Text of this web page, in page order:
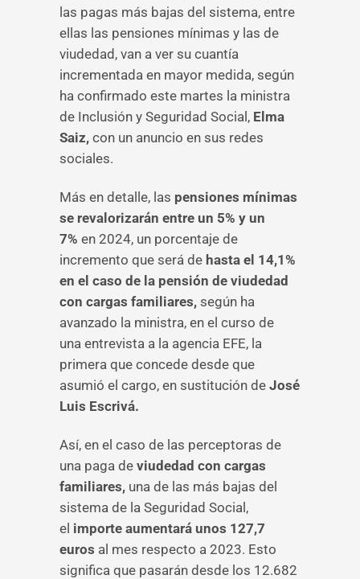
las pagas más bajas del sistema, entre
ellas las pensiones mínimas y las de
viudedad, van a ver su cuantía
incrementada en mayor medida, según
ha confirmado este martes la ministra
de Inclusión y Seguridad Social, Elma
Saiz, con un anuncio en sus redes
sociales.
Más en detalle, las pensiones mínimas
se revalorizarán entre un 5% y un
7% en 2024, un porcentaje de
incremento que será de hasta el 14,1%
en el caso de la pensión de viudedad
con cargas familiares, según ha
avanzado la ministra, en el curso de
una entrevista a la agencia EFE, la
primera que concede desde que
asumió el cargo, en sustitución de José
Luis Escrivá.
Así, en el caso de las perceptoras de
una paga de viudedad con cargas
familiares, una de las más bajas del
sistema de la Seguridad Social,
el importe aumentará unos 127,7
euros al mes respecto a 2023. Esto
significa que pasarán desde los 12.682